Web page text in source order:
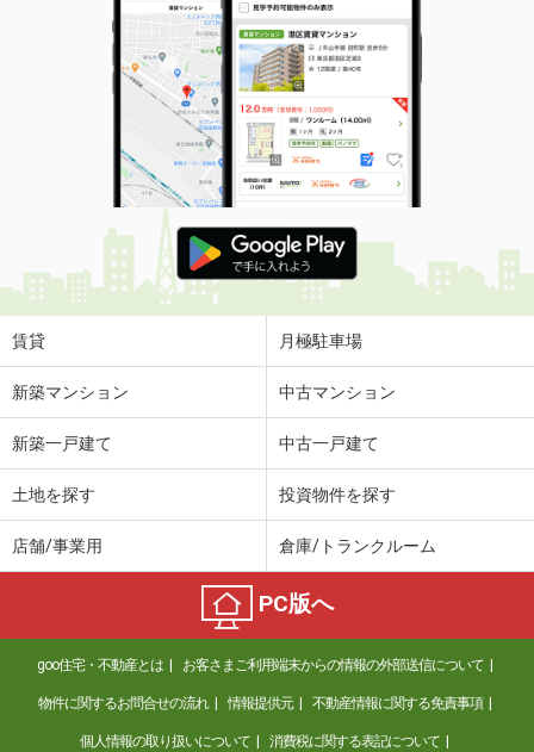
大阪府大阪市東成区東中本２
価 格
8万円
住 所
大阪府大阪市東成区東中本２
専有面積 19.87m²
間取り
1K
大阪府大阪市天王寺区石ケ辻町
価 格
6.50万円
住 所
大阪府大阪市天王寺区石ケ辻町
大阪府大阪市北区長柄東３丁目
12.50万円
大阪府大阪市北区長柄東３丁目
大阪府大阪市淀川区三国本町１丁目
価 格
8.10万円
住 所
大阪府大阪市淀川区三国本町１丁目
間取り
ワンルーム
賃貸 月極駐車場
新築マンション 中古マンション
新築一戸建て 中古一戸建て
土地を探す 投資物件を探す
店舗/事業用 倉庫/トランクルーム
PC版へ
goo住宅・不動産とは お客さまご利用端末からの情報の外部送信について
物件に関するお問合せの流れ 情報提供元 不動産情報に関する免責事項
個人情報の取り扱いについて 消費税に関する表記について